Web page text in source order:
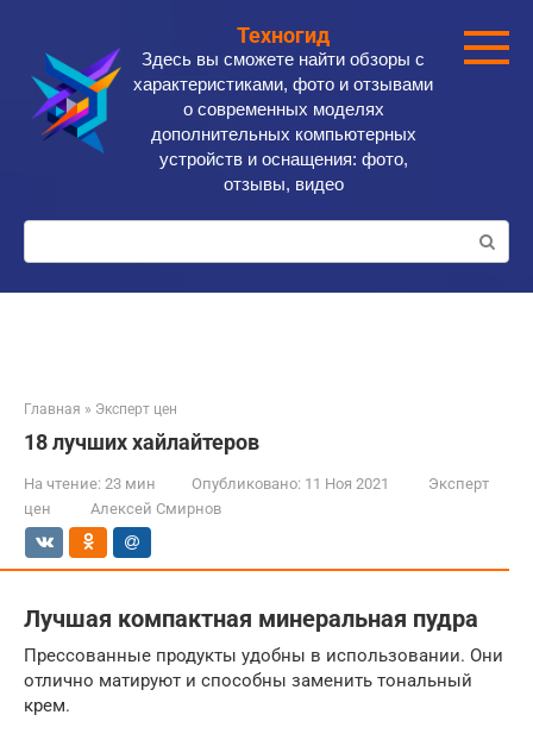
контенту
Техногид
Здесь вы сможете найти обзоры с
характеристиками, фото и отзывами
о современных моделях
дополнительных компьютерных
устройств и оснащения: фото,
отзывы, видео
Поиск:
Главная » Эксперт цен
18 лучших хайлайтеров
На чтение: 23 мин Опубликовано: 11 Ноя 2021
Эксперт
цен
Алексей Смирнов
Лучшая компактная минеральная пудра
Прессованные продукты удобны в использовании. Они
отлично матируют и способны заменить тональный
крем.